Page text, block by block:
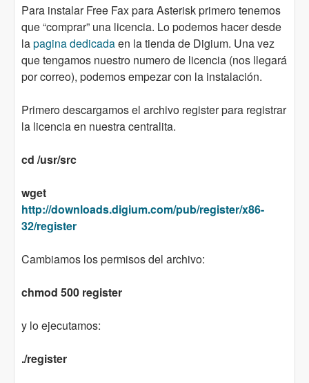
Para instalar Free Fax para Asterisk primero tenemos
que “comprar” una licencia. Lo podemos hacer desde
lapagina dedicadaen la tienda de Digium. Una vez
que tengamos nuestro numero de licencia (nos llegará
por correo), podemos empezar con la instalación.
Primero descargamos el archivo register para registrar
la licencia en nuestra centralita.
cd /usr/src
wget
http://downloads.digium.com/pub/register/x86-
32/register
Cambiamos los permisos del archivo:
chmod 500 register
y lo ejecutamos:
./register